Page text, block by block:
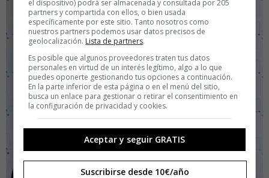
el dispositivo) podrá ser almacenada y consultada por 205
partners y compartida con ellos, o bien usada
específicamente por este sitio. Tanto nosotros como
nuestros partners podemos usar datos precisos de
geolocalización. Lista de partners.
Es posible que algunos proveedores traten tus datos
personales en virtud de un interés legítimo, algo a lo que
puedes oponerte gestionando tus opciones a continuación.
En la parte inferior de esta página o en el menú del sitio,
busca un enlace para gestionar o retirar el consentimiento en
la configuración de privacidad y cookies.
Aceptar y seguir GRATIS
Suscribirse desde 10€/año